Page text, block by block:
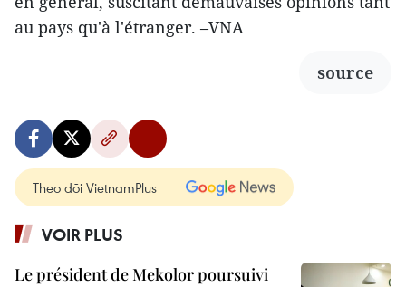
au pays qu'à l'étranger. –VNA
source
Theo dõi VietnamPlus
VOIR PLUS
Le président de Mekolor poursuivi